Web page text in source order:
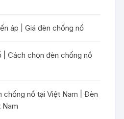
áp | Giá đèn chống nổ
| Cách chọn đèn chống nổ
chống nổ tại Việt Nam | Đèn
Nam